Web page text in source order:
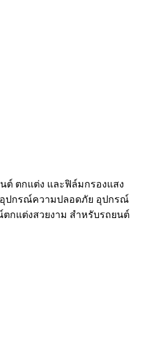
ต์ ตกแต่ง และฟิล์มกรองแสง
ปกรณ์ความปลอดภัย อุปกรณ์
กแต่งสวยงาม สำหรับรถยนต์